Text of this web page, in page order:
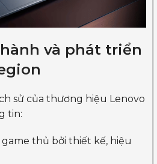
và phát triển
sử của thương hiệu Lenovo
tin:
thủ bởi thiết kế, hiệu